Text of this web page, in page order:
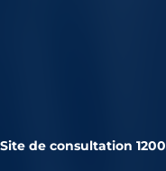
Site de consultation 1200